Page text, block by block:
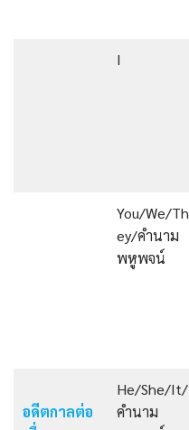
I
You/We/Th
ey/คำนาม
พหูพจน์
อดีตกาลต่อ
He/She/It/
คำนาม